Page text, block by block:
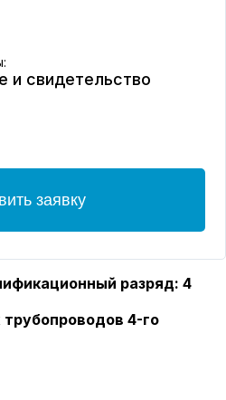
и свидетельство
заявку
разряд: 4
4-го